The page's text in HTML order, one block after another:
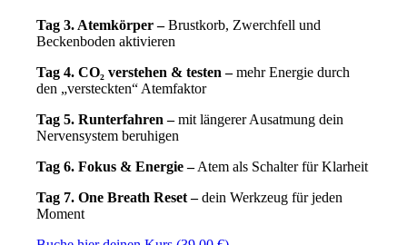
Tag 3. Atemkörper –Brustkorb, Zwerchfell und
Beckenboden aktivieren
Tag 4. CO₂ verstehen & testen –mehr Energie durch
den „versteckten“ Atemfaktor
Tag 5. Runterfahren –mit längerer Ausatmung dein
Nervensystem beruhigen
Tag 6. Fokus & Energie –Atem als Schalter für Klarheit
Tag 7. One Breath Reset –dein Werkzeug für jeden
Moment